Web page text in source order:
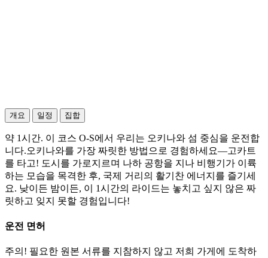
개요 일정 집합
약 1시간. 이 코스 O-S에서 우리는 오키나와 섬 중심을 운전합
니다.오키나와를 가장 짜릿한 방법으로 경험하세요—고카트
를 타고! 도시를 가로지르며 나하 공항을 지나 비행기가 이륙
하는 모습을 목격한 후, 국제 거리의 활기찬 에너지를 즐기세
요. 낮이든 밤이든, 이 1시간의 라이드는 놓치고 싶지 않은 짜
릿하고 잊지 못할 경험입니다!
운전 면허
주의! 필요한 원본 서류를 지참하지 않고 저희 가게에 도착하